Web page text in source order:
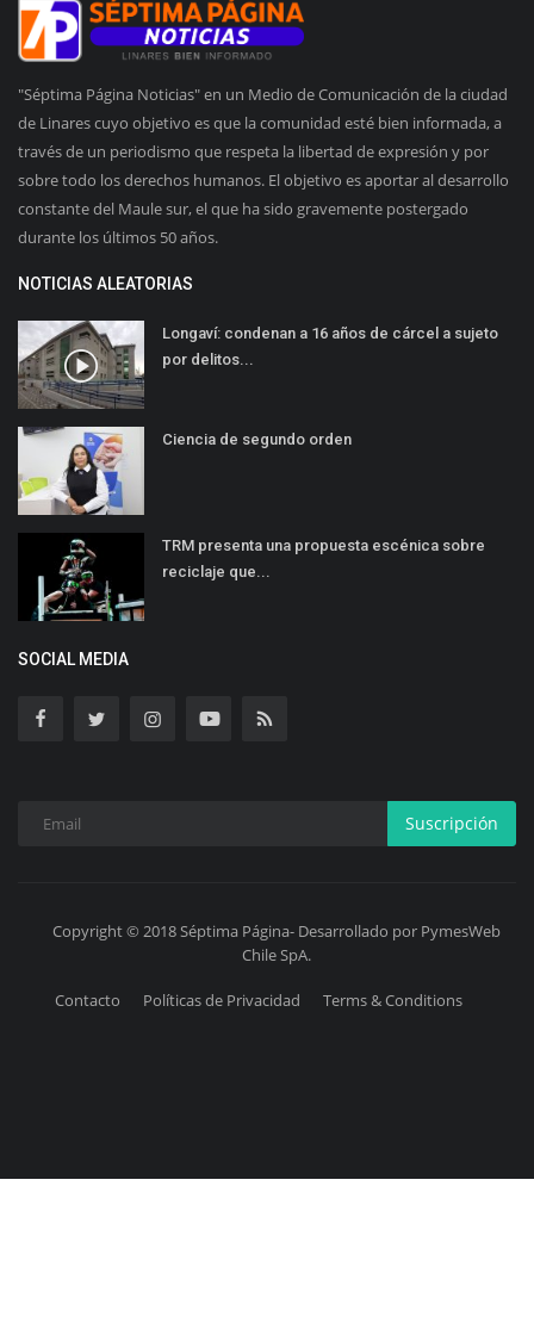
"Séptima Página Noticias" en un Medio de Comunicación de la ciudad
de Linares cuyo objetivo es que la comunidad esté bien informada, a
través de un periodismo que respeta la libertad de expresión y por
sobre todo los derechos humanos. El objetivo es aportar al desarrollo
constante del Maule sur, el que ha sido gravemente postergado
durante los últimos 50 años.
NOTICIAS ALEATORIAS
Longaví: condenan a 16 años de cárcel a sujeto
por delitos...
Ciencia de segundo orden
TRM presenta una propuesta escénica sobre
reciclaje que...
SOCIAL MEDIA
Suscripción
Copyright © 2018 Séptima Página- Desarrollado por PymesWeb
Chile SpA.
Contacto Políticas de Privacidad Terms & Conditions